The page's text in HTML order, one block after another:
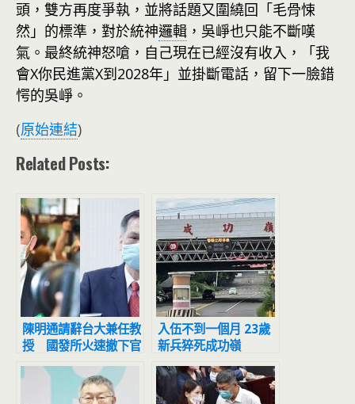
頭，雙方再度爭執，並將話題又圍繞回「毛骨悚
然」的標準，對於統神邏輯 ，吳崢也只能不斷嘆
氣。最終統神怒嗆，自己現在已經沒有收入，「我
會X你民進黨X到2028年」並掛斷電話，留下一臉錯
愕的吳崢。
(原始連結)
Related Posts:
陳明通請辭台大兼任教
授 國發所火速撤下官
網資料
入伍不到一個月 23歲
新兵猝死成功嶺